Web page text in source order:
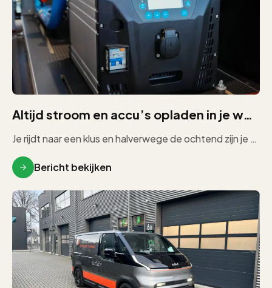
Altijd stroom en accu’s opladen in je werkbus
Je rijdt naar een klus en halverwege de ochtend zijn je accu’s leeg. Er is geen stopcontact in de buurt. […]
Bericht bekijken